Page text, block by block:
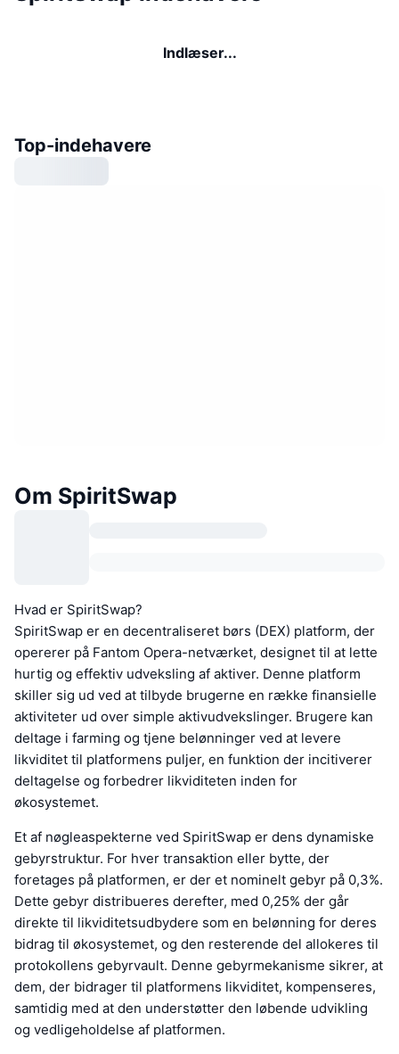
Indlæser...
Top-indehavere
Om SpiritSwap
Hvad er SpiritSwap?
SpiritSwap er en decentraliseret børs (DEX) platform, der
opererer på Fantom Opera-netværket, designet til at lette
hurtig og effektiv udveksling af aktiver. Denne platform
skiller sig ud ved at tilbyde brugerne en række finansielle
aktiviteter ud over simple aktivudvekslinger. Brugere kan
deltage i farming og tjene belønninger ved at levere
likviditet til platformens puljer, en funktion der incitiverer
deltagelse og forbedrer likviditeten inden for
økosystemet.
Et af nøgleaspekterne ved SpiritSwap er dens dynamiske
gebyrstruktur. For hver transaktion eller bytte, der
foretages på platformen, er der et nominelt gebyr på 0,3%.
Dette gebyr distribueres derefter, med 0,25% der går
direkte til likviditetsudbydere som en belønning for deres
bidrag til økosystemet, og den resterende del allokeres til
protokollens gebyrvault. Denne gebyrmekanisme sikrer, at
dem, der bidrager til platformens likviditet, kompenseres,
samtidig med at den understøtter den løbende udvikling
og vedligeholdelse af platformen.